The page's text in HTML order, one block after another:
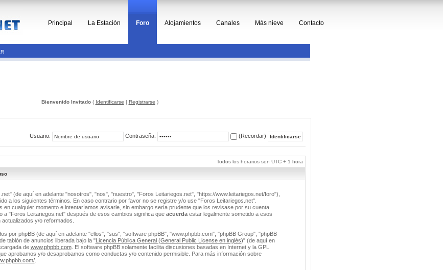
Principal La Estación Foro Alojamientos Canales Más nieve Contacto
Bienvenido Invitado( Identificarse | Registrarse )
Usuario: Contraseña: (Recordar)
Todos los horarios son UTC + 1 hora
(de aquí en adelante "nosotros", "nos", "nuestro", "Foros Leitariegos.net", "https://www.leitariegos.net/foro"),
a los siguientes términos. En caso contrario por favor no se registre y/o use "Foros Leitariegos.net".
en cualquier momento e intentaríamos avisarle, sin embargo sería prudente que los revisase por su cuenta
a "Foros Leitariegos.net" después de esos cambios significa que acuerdaestar legalmente sometido a esos
y/o reformados.
por phpBB (de aquí en adelante "ellos", "sus", "software phpBB", "www.phpbb.com", "phpBB Group", "phpBB
tablón de anuncios liberada bajo la "Licencia Pública General (General Public License en inglés)" (de aquí en
de www.phpbb.com. El software phpBB solamente facilita discusiones basadas en Internet y la GPL
aprobamos y/o desaprobamos como conductas y/o contenido permisible. Para más información sobre
.